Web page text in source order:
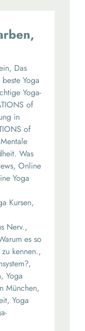
, Das
Yoga
Yoga-
of
in
of
Mentale
Was
, Online
Yoga
Kursen,
Nerv.,
es so
kennen.,
,
, Yoga
München,
, Yoga